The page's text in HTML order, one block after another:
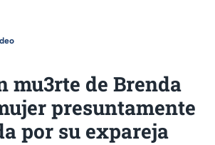
mu3rte de Brenda
presuntamente
por su expareja